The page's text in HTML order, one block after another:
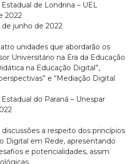
de Londrina – UEL
2022
de junho de 2022
unidades que abordarão os
Universitário na Era da Educação
na Educação Digital”,
e “Mediação Digital
do Paraná – Unespar
a respeito dos princípios
Digital em Rede, apresentando
e potencialidades, assim